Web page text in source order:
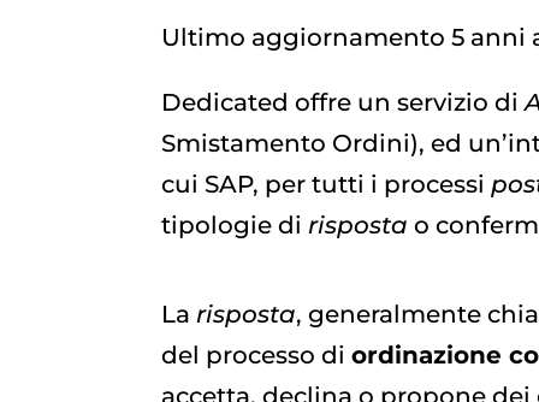
Ultimo aggiornamento 5 anni
Dedicated offre un servizio di
Smistamento Ordini), ed
cui SAP, per tutti i processi
tipologie dirisposta o
Larisposta, generalmente
del processo diordinazione